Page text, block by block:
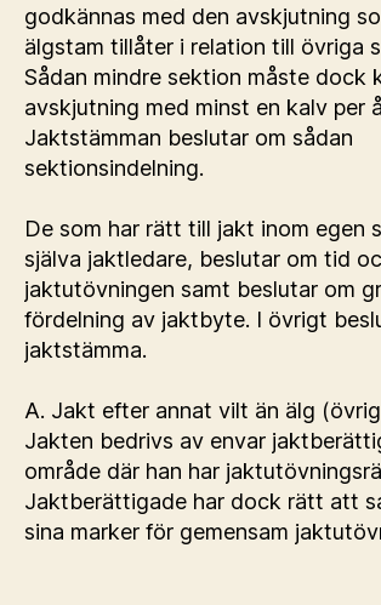
godkännas med den avskjutning
älgstam tillåter i relation till övriga
Sådan mindre sektion måste dock
avskjutning med minst en kalv per
Jaktstämman beslutar om sådan
sektionsindelning.
De som har rätt till jakt inom egen
själva jaktledare, beslutar om tid
jaktutövningen samt beslutar om
fördelning av jaktbyte. I övrigt
jaktstämma.
A. Jakt efter annat vilt än älg
Jakten bedrivs av envar
område där han har
Jaktberättigade har dock rätt att
sina marker för gemensam